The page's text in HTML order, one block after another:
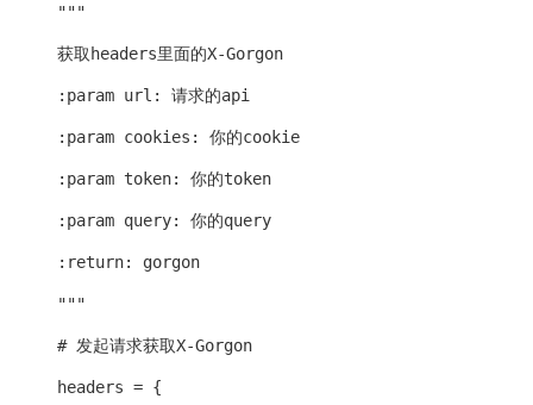
"""
获取headers里面的X-Gorgon
:param url: 请求的api
:param cookies: 你的cookie
:param token: 你的token
:param query: 你的query
:return: gorgon
"""
# 发起请求获取X-Gorgon
headers = {